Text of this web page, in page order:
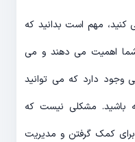
کنید، مهم است بدانید که
شما اهمیت می دهند و می
وجود دارد که می توانید
باشید. مشکلی نیست که
کمک گرفتن و مدیریت